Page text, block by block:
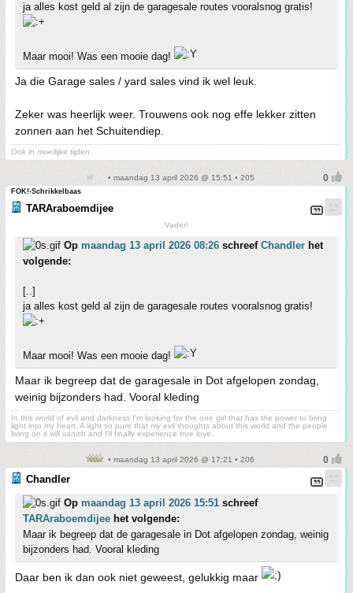
ja alles kost geld al zijn de garagesale routes vooralsnog gratis!
Maar mooi! Was een mooie dag!
Ja die Garage sales / yard sales vind ik wel leuk.
Zeker was heerlijk weer. Trouwens ook nog effe lekker zitten
zonnen aan het Schuitendiep.
Ook in moeilijke tijden.
• maandag 13 april 2026 @ 15:51 • 205
FOK!-Schrikkelbaas
TARAraboemdijee
Vader!
Op maandag 13 april 2026 08:26 schreef Chandler het
volgende:
[..]
ja alles kost geld al zijn de garagesale routes vooralsnog gratis!
Maar mooi! Was een mooie dag!
Maar ik begreep dat de garagesale in Dot afgelopen zondag,
weinig bijzonders had. Vooral kleding
In this world of evil and darkness I'm looking for the one girl that has the power to bring
light into my heart. A light so pure that my evil thoughts about this world and the people
living on it will vanish and I'll finally experience true love.
• maandag 13 april 2026 @ 17:21 • 206
Chandler
Op maandag 13 april 2026 15:51 schreef
TARAraboemdijee het volgende:
Maar ik begreep dat de garagesale in Dot afgelopen zondag, weinig
bijzonders had. Vooral kleding
Daar ben ik dan ook niet geweest, gelukkig maar